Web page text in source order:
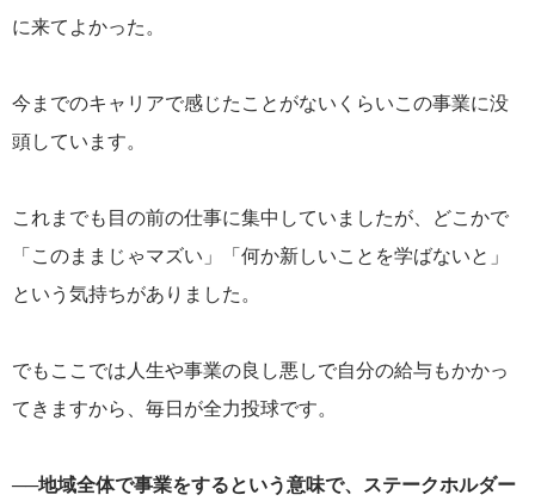
に来てよかった。
今までのキャリアで感じたことがないくらいこの事業に没
頭しています。
これまでも目の前の仕事に集中していましたが、どこかで
「このままじゃマズい」「何か新しいことを学ばないと」
という気持ちがありました。
でもここでは人生や事業の良し悪しで自分の給与もかかっ
てきますから、毎日が全力投球です。
──地域全体で事業をするという意味で、ステークホルダー